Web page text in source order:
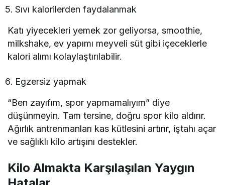
Sıvı kalorilerden faydalanmak
Katı yiyecekleri yemek zor geliyorsa, smoothie,
milkshake, ev yapımı meyveli süt gibi içeceklerle
kalori alımı kolaylaştırılabilir.
Egzersiz yapmak
“Ben zayıfım, spor yapmamalıyım” diye
düşünmeyin. Tam tersine, doğru spor kilo aldırır.
Ağırlık antrenmanları kas kütlesini artırır, iştahı açar
ve sağlıklı kilo artışını destekler.
Kilo Almakta Karşılaşılan Yaygın